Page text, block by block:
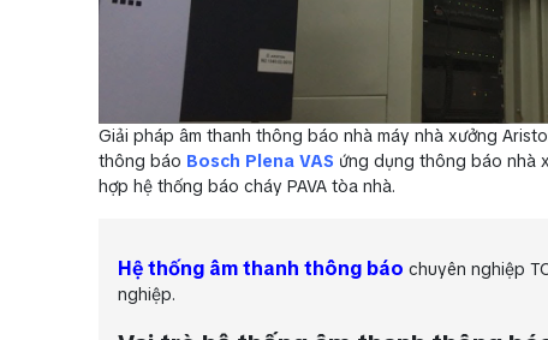
Giải pháp âm thanh thông báo nhà máy nhà xưởng
thông báo Bosch Plena VAS ứng dụng thông báo nhà
hợp hệ thống báo cháy PAVA tòa nhà.
Hệ thống âm thanh thông báo chuyên nghiệp
nghiệp.